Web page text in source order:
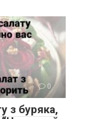
0
з буряка,